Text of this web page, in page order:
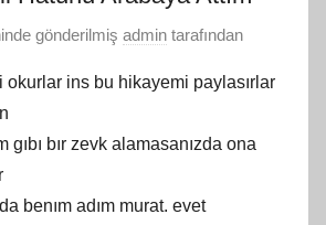
gönderilmiş admin tarafından
okurlar ins bu hikayemi paylasırlar
gıbı bır zevk alamasanızda ona
benım adım murat. evet